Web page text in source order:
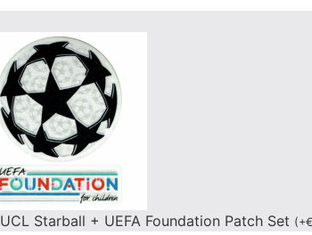
UCL Starball + UEFA Foundation Patch Set (+€